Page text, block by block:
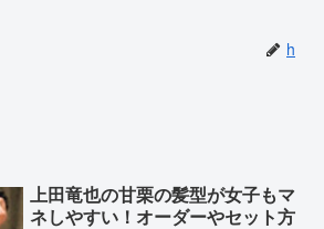
h
上田竜也の甘栗の髪型が女子もマ
ネしやすい！オーダーやセット方